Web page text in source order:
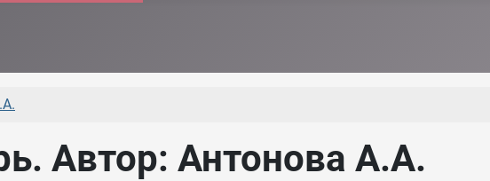
Автор: Антонова А.А.